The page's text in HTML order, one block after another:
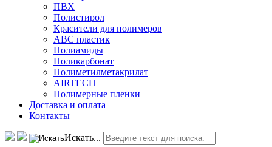
ПВХ
Полистирол
Красители для полимеров
АВС пластик
Полиамиды
Поликарбонат
Полиметилметакрилат
AIRTECH
Полимерные пленки
Доставка и оплата
Контакты
Искать...